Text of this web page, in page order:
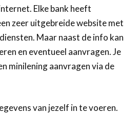
Elke bank heeft
zeer uitgebreide website met
Maar naast de info kan
en eventueel aanvragen. Je
minilening aanvragen via de
van jezelf in te voeren.